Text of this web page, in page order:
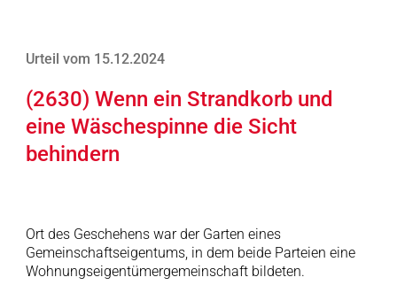
Urteil vom 15.12.2024
(2630) Wenn ein Strandkorb und
eine Wäschespinne die Sicht
behindern
Ort des Geschehens war der Garten eines
Gemeinschaftseigentums, in dem beide Parteien eine
Wohnungseigentümergemeinschaft bildeten.